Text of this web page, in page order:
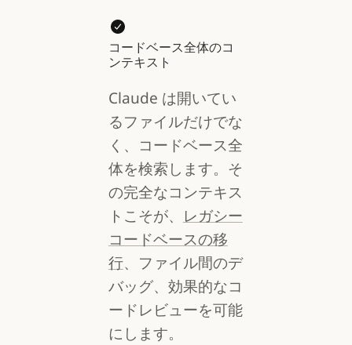
コードベース全体のコ
ンテキスト
Claude は開いてい
るファイルだけでな
く、コードベース全
体を検索します。そ
の完全なコンテキス
トこそが、
レガシー
コードベースの移
行、ファイル間のデ
バッグ、効果的なコ
ードレビューを可能
にします。